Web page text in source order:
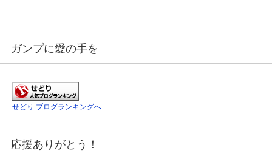
ガンプに愛の手を
せどり ブログランキングへ
応援ありがとう！